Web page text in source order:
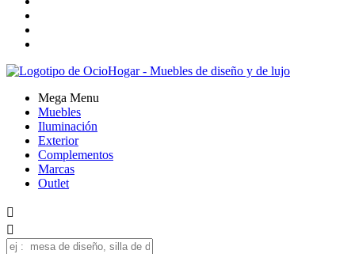
Mega Menu
Muebles
Iluminación
Exterior
Complementos
Marcas
Outlet

